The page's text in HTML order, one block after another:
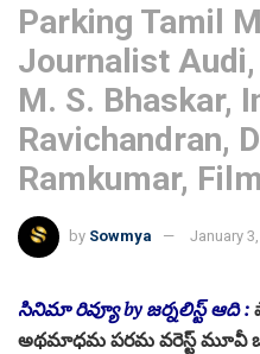
Parking Tamil
Journalist
M. S. Bhaskar,
Ravichandran,
Ramkumar,
by Sowmya January
సినిమా రివ్యూ by జర్నలిస్ట్ ఆది :
అథ‌మాధ‌మ ప‌ర‌మ వ‌రెస్ట్ మూవీ